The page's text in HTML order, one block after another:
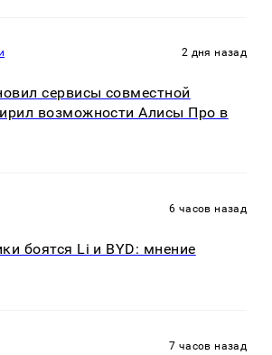
2 дня назад
сервисы совместной
возможности Алисы Про в
6 часов назад
боятся Li и BYD: мнение
7 часов назад